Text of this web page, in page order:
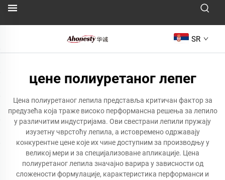
SR
цене полиуретаног лепег
Цена полиуретаног лепила представља критичан фактор за
предузећа која траже високо перформансна решења за лепило
у различитим индустријама. Ови свестрани лепили пружају
изузетну чврстоћу лепила, а истовремено одржавају
конкурентне цене које их чине доступним за производњу у
великој мери и за специјализоване апликације. Цена
полиуретаног лепила значајно варира у зависности од
сложености формулације, карактеристика перформанси и